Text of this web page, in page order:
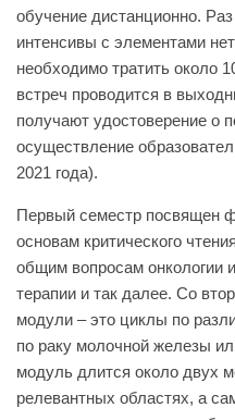
обучение дистанционно.
интенсивы с элементами
необходимо тратить около
встреч проводится в
получают удостоверение о
осуществление
2021 года).
Первый семестр посвящен
основам критического
общим вопросам онкологии
терапии и так далее. Со
модули – это циклы по
по раку молочной железы
модуль длится около двух
релевантных областях, а